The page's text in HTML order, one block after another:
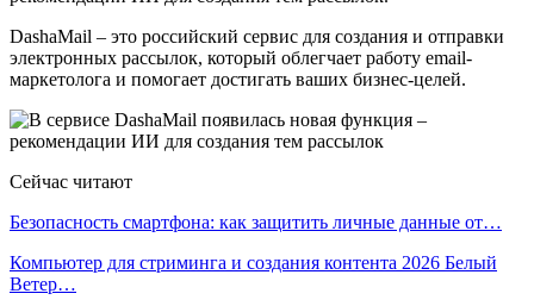
DashaMail – это российский сервис для создания и отправки
электронных рассылок, который облегчает работу email-
маркетолога и помогает достигать ваших бизнес-целей.
Сейчас читают
Безопасность смартфона: как защитить личные данные от…
Компьютер для стриминга и создания контента 2026 Белый
Ветер…